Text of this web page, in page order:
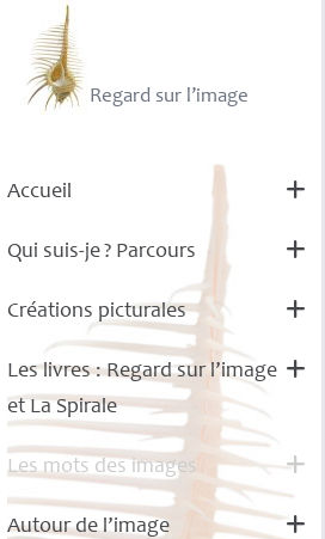
Regard sur l’image
Accueil
Qui suis-je? Parcours
Créations picturales
Les livres : Regard sur l’image
et La Spirale
Les mots des images
Autour de l’image